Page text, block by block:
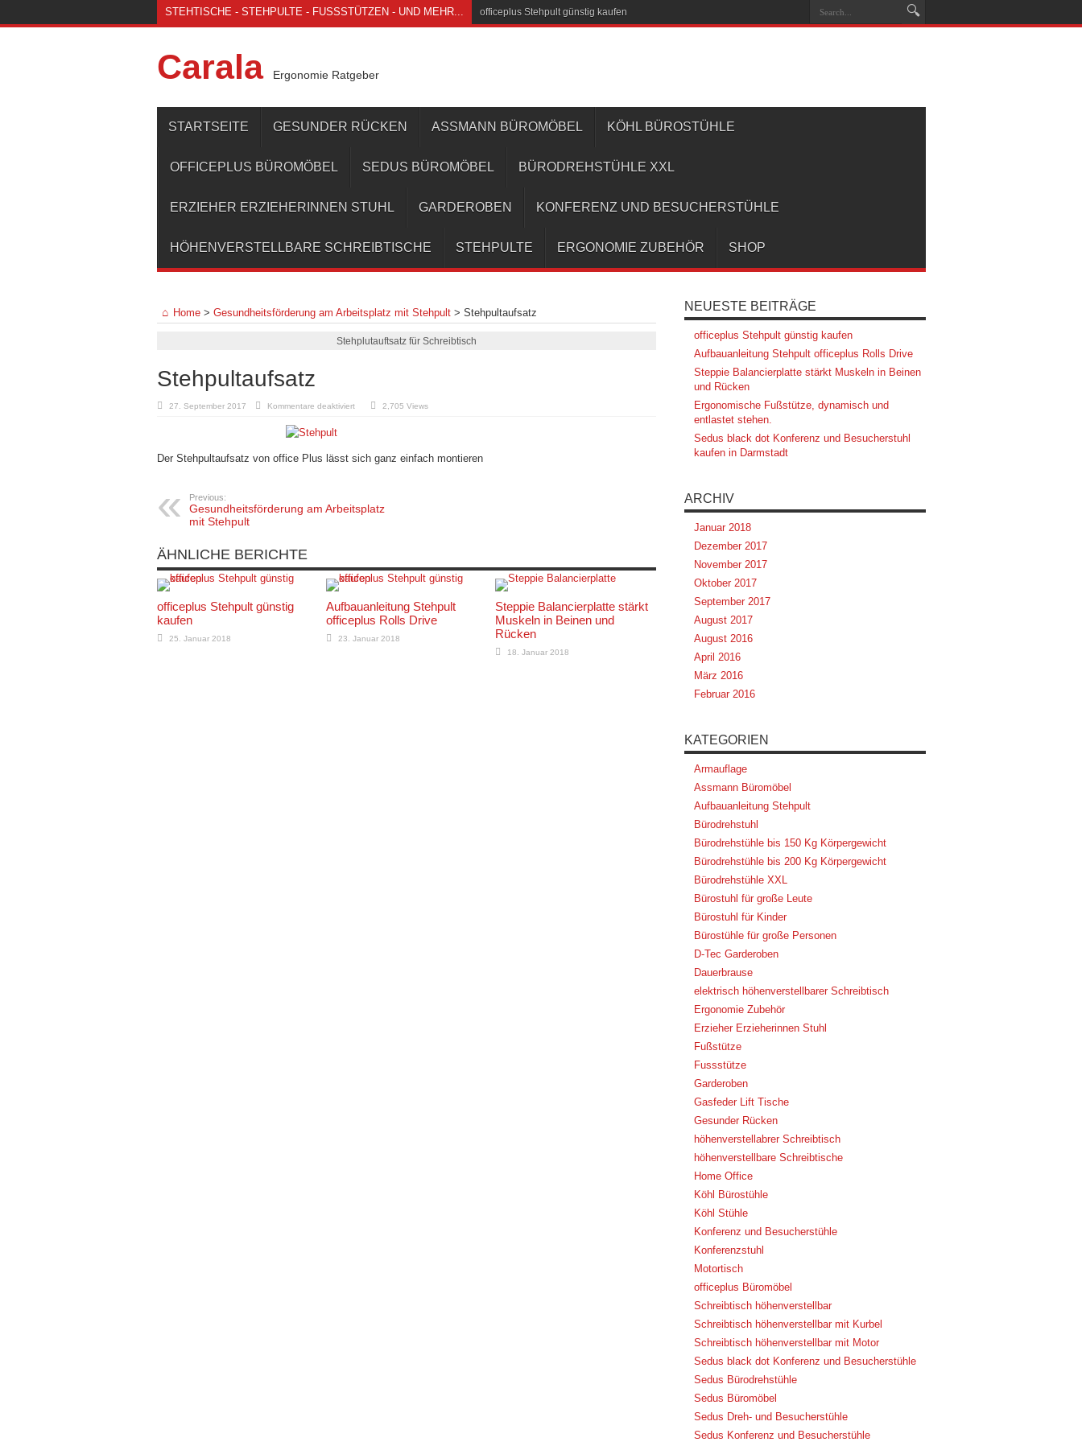
STEHTISCHE - STEHPULTE - FUSSSTÜTZEN - UND MEHR... officeplus Stehpult günstig kaufen
Carala Ergonomie Ratgeber
STARTSEITE GESUNDER RÜCKEN ASSMANN BÜROMÖBEL KÖHL BÜROSTÜHLE
OFFICEPLUS BÜROMÖBEL SEDUS BÜROMÖBEL BÜRODREHSTÜHLE XXL
ERZIEHER ERZIEHERINNEN STUHL GARDEROBEN KONFERENZ UND BESUCHERSTÜHLE
HÖHENVERSTELLBARE SCHREIBTISCHE STEHPULTE ERGONOMIE ZUBEHÖR SHOP
Home> Gesundheitsförderung am Arbeitsplatz mit Stehpult> Stehpultaufsatz
Stehplutauftsatz für Schreibtisch
Stehpultaufsatz
27. September 2017 Kommentare deaktiviertfür
2,705 Views
Der Stehpultaufsatz von office Plus lässt sich ganz einfach montieren
Previous:
Gesundheitsförderung am Arbeitsplatz
mit Stehpult
ÄHNLICHE BERICHTE
officeplus Stehpult günstig
kaufen
25. Januar 2018
Aufbauanleitung Stehpult
officeplus Rolls Drive
23. Januar 2018
Steppie Balancierplatte stärkt
Muskeln in Beinen und
Rücken
18. Januar 2018
NEUESTE BEITRÄGE
officeplus Stehpult günstig kaufen
Aufbauanleitung Stehpult officeplus Rolls Drive
Steppie Balancierplatte stärkt Muskeln in Beinen
und Rücken
Ergonomische Fußstütze, dynamisch und
entlastet stehen.
Sedus black dot Konferenz und Besucherstuhl
kaufen in Darmstadt
ARCHIV
Januar 2018
Dezember 2017
November 2017
Oktober 2017
September 2017
August 2017
August 2016
April 2016
März 2016
Februar 2016
KATEGORIEN
Armauflage
Assmann Büromöbel
Aufbauanleitung Stehpult
Bürodrehstuhl
Bürodrehstühle bis 150 Kg Körpergewicht
Bürodrehstühle bis 200 Kg Körpergewicht
Bürodrehstühle XXL
Bürostuhl für große Leute
Bürostuhl für Kinder
Bürostühle für große Personen
D-Tec Garderoben
Dauerbrause
elektrisch höhenverstellbarer Schreibtisch
Ergonomie Zubehör
Erzieher Erzieherinnen Stuhl
Fußstütze
Fussstütze
Garderoben
Gasfeder Lift Tische
Gesunder Rücken
höhenverstellabrer Schreibtisch
höhenverstellbare Schreibtische
Home Office
Köhl Bürostühle
Köhl Stühle
Konferenz und Besucherstühle
Konferenzstuhl
Motortisch
officeplus Büromöbel
Schreibtisch höhenverstellbar
Schreibtisch höhenverstellbar mit Kurbel
Schreibtisch höhenverstellbar mit Motor
Sedus black dot Konferenz und Besucherstühle
Sedus Bürodrehstühle
Sedus Büromöbel
Sedus Dreh- und Besucherstühle
Sedus Konferenz und Besucherstühle